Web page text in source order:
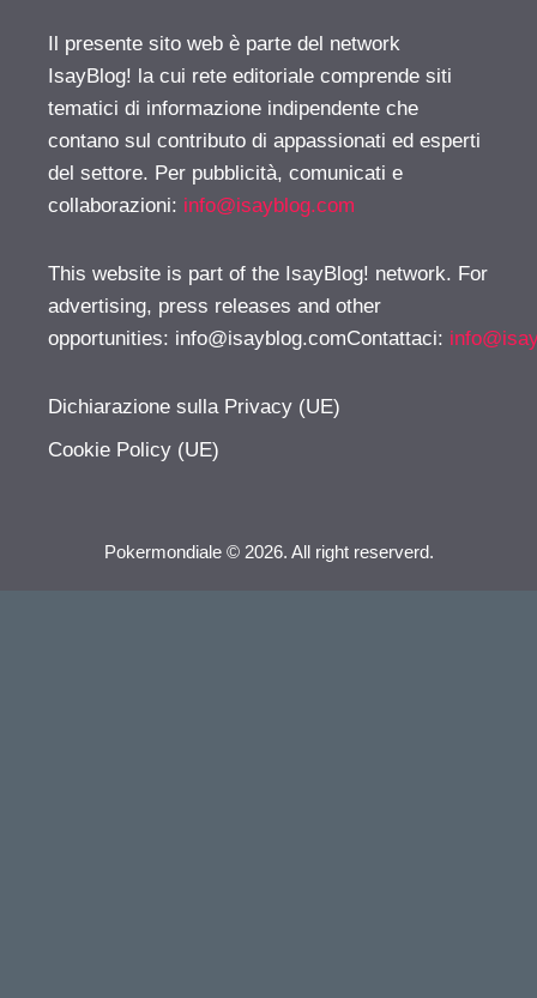
Il presente sito web è parte del network
IsayBlog! la cui rete editoriale comprende siti
tematici di informazione indipendente che
contano sul contributo di appassionati ed esperti
del settore. Per pubblicità, comunicati e
collaborazioni: info@isayblog.com
This website is part of the IsayBlog! network. For
advertising, press releases and other
opportunities: info@isayblog.comContattaci:
Dichiarazione sulla Privacy (UE)
Cookie Policy (UE)
Pokermondiale © 2026. All right reserverd.